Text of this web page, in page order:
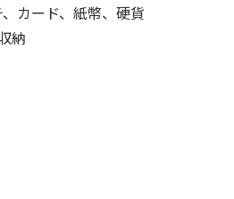
カード、紙幣、硬貨
納